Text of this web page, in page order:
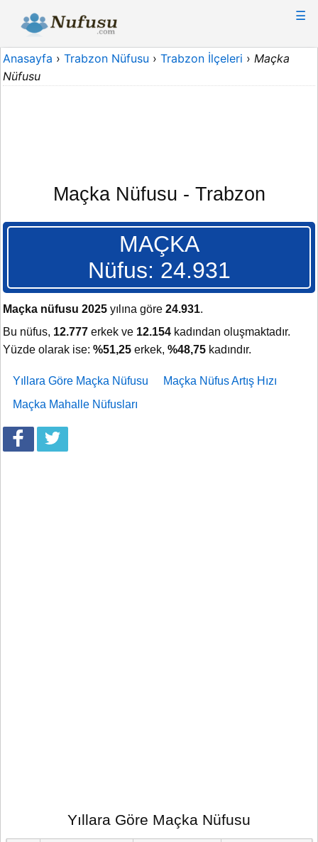
☰
Anasayfa › Trabzon Nüfusu › Trabzon İlçeleri › Maçka
Nüfusu
Maçka Nüfusu - Trabzon
MAÇKA
Nüfus: 24.931
Maçka nüfusu 2025 yılına göre 24.931.
Bu nüfus, 12.777 erkek ve 12.154 kadından oluşmaktadır.
Yüzde olarak ise: %51,25 erkek, %48,75 kadındır.
Yıllara Göre Maçka Nüfusu
Maçka Nüfus Artış Hızı
Maçka Mahalle Nüfusları
Yıllara Göre Maçka Nüfusu